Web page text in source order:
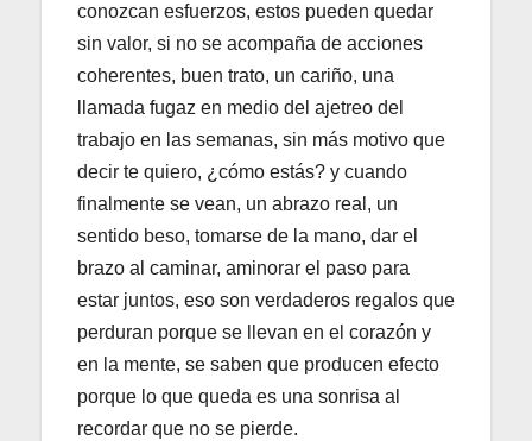
conozcan esfuerzos, estos pueden quedar
sin valor, si no se acompaña de acciones
coherentes, buen trato, un cariño, una
llamada fugaz en medio del ajetreo del
trabajo en las semanas, sin más motivo que
decir te quiero, ¿cómo estás? y cuando
finalmente se vean, un abrazo real, un
sentido beso, tomarse de la mano, dar el
brazo al caminar, aminorar el paso para
estar juntos, eso son verdaderos regalos que
perduran porque se llevan en el corazón y
en la mente, se saben que producen efecto
porque lo que queda es una sonrisa al
recordar que no se pierde.